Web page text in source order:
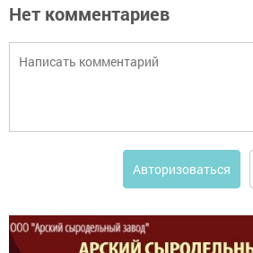
Нет комментариев
Авторизоваться